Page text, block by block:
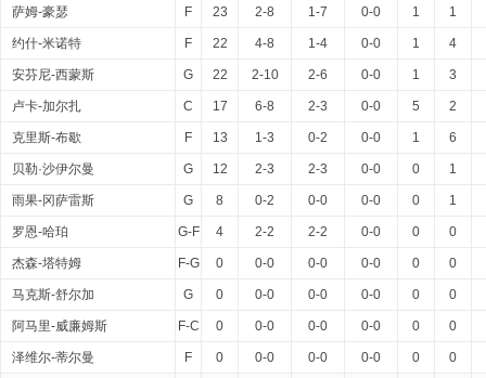
萨姆-豪瑟 F 23 2-8 1-7 0-0 1 1
约什-米诺特 F 22 4-8 1-4 0-0 1 4
安芬尼-西蒙斯 G 22 2-10 2-6 0-0 1 3
卢卡-加尔扎 C 17 6-8 2-3 0-0 5 2
克里斯-布歇 F 13 1-3 0-2 0-0 1 6
贝勒·沙伊尔曼 G 12 2-3 2-3 0-0 0 1
雨果-冈萨雷斯 G 8 0-2 0-0 0-0 0 1
罗恩-哈珀 G-F 4 2-2 2-2 0-0 0 0
杰森-塔特姆 F-G 0 0-0 0-0 0-0 0 0
马克斯-舒尔加 G 0 0-0 0-0 0-0 0 0
阿马里-威廉姆斯 F-C 0 0-0 0-0 0-0 0 0
泽维尔-蒂尔曼 F 0 0-0 0-0 0-0 0 0